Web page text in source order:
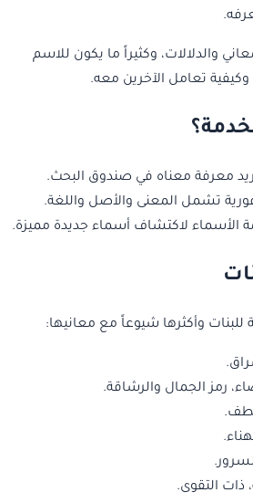
والدلالات، وكثيراً ما يكون للاسم
تعامل الآخرين معه.
معرفة معناه في صندوق البحث.
تشمل المعنى والأصل واللغة.
الأسماء لاكتشاف أسماء جديدة مميزة.
للبنات وأكثرها شيوعاً مع معانيها:
رمز الجمال والرشاقة.
ذات التقوى.